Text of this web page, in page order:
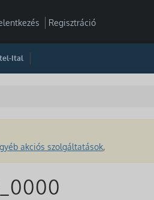
Regisztráció
Ital
akciós szolgáltatások,